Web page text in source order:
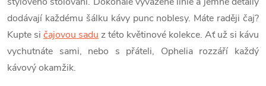
dodávají každému šálku kávy punc noblesy. Máte raději čaj?
Kupte si čajovou sadu z této květinové kolekce. Ať už si kávu
vychutnáte sami, nebo s přáteli, Ophelia rozzáří každý
kávový okamžik.